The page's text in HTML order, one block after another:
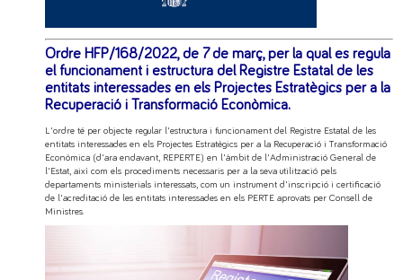
Ordre HFP/168/2022, de 7 de març, per la qual es regula
el funcionament i estructura del Registre Estatal de les
entitats interessades en els Projectes Estratègics per a la
Recuperació i Transformació Econòmica.
L'ordre té per objecte regular l'estructura i funcionament del Registre Estatal de les
entitats interessades en els Projectes Estratègics per a la Recuperació i Transformació
Econòmica (d'ara endavant, REPERTE) en l'àmbit de l'Administració General de
l'Estat, així com els procediments necessaris per a la seva utilització pels
departaments ministerials interessats, com un instrument d'inscripció i certificació
de l'acreditació de les entitats interessades en els PERTE aprovats per Consell de
Ministres.